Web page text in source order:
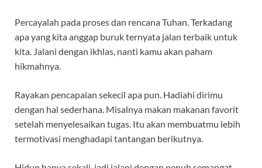
Percayalah pada proses dan rencana Tuhan. Terkadang
apa yang kita anggap buruk ternyata jalan terbaik untuk
kita. Jalani dengan ikhlas, nanti kamu akan paham
hikmahnya.
Rayakan pencapaian sekecil apa pun. Hadiahi dirimu
dengan hal sederhana. Misalnya makan makanan favorit
setelah menyelesaikan tugas. Itu akan membuatmu lebih
termotivasi menghadapi tantangan berikutnya.